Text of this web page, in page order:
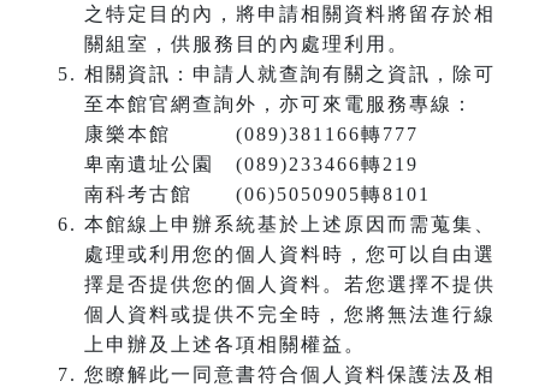
之特定目的內，將申請相關資料將留存於相
關組室，供服務目的內處理利用。
相關資訊：申請人就查詢有關之資訊，除可
至本館官網查詢外，亦可來電服務專線：
康樂本館 (089)381166轉777
卑南遺址公園 (089)233466轉219
南科考古館 (06)5050905轉8101
本館線上申辦系統基於上述原因而需蒐集、
處理或利用您的個人資料時，您可以自由選
擇是否提供您的個人資料。若您選擇不提供
個人資料或提供不完全時，您將無法進行線
上申辦及上述各項相關權益。
您瞭解此一同意書符合個人資料保護法及相